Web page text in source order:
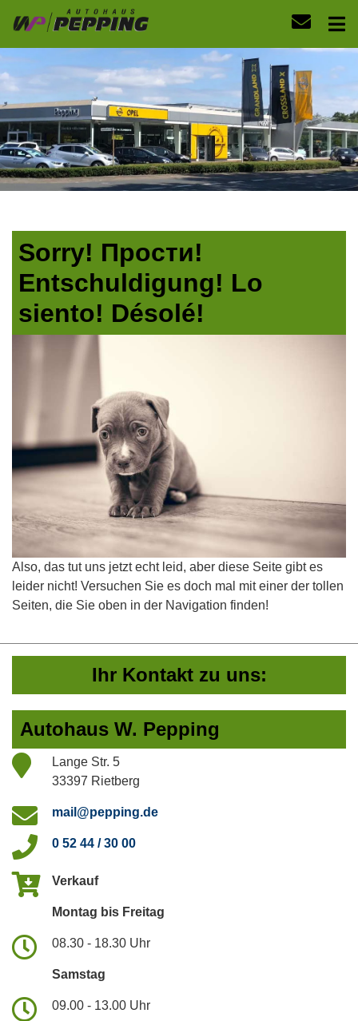
Sorry! Прости!
Entschuldigung! Lo
siento! Désolé!
Also, das tut uns jetzt echt leid, aber diese Seite gibt es
leider nicht! Versuchen Sie es doch mal mit einer der tollen
Seiten, die Sie oben in der Navigation finden!
Ihr Kontakt zu uns:
Autohaus W. Pepping
Lange Str. 5
33397 Rietberg
mail@pepping.de
0 52 44 / 30 00
Verkauf
Montag bis Freitag
08.30 - 18.30 Uhr
Samstag
09.00 - 13.00 Uhr